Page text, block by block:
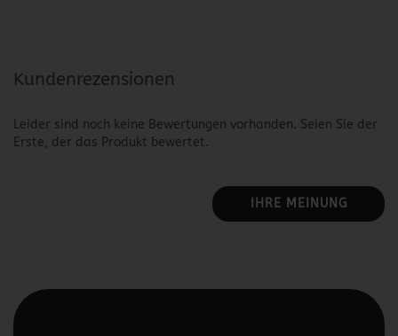
Kundenrezensionen
Leider sind noch keine Bewertungen vorhanden. Seien Sie der
Erste, der das Produkt bewertet.
IHRE MEINUNG